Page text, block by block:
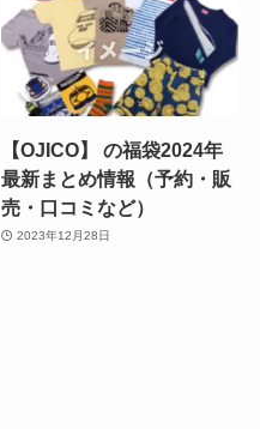
【OJICO】 の福袋2024年
最新まとめ情報（予約・販
売・口コミなど）
2023年12月28日